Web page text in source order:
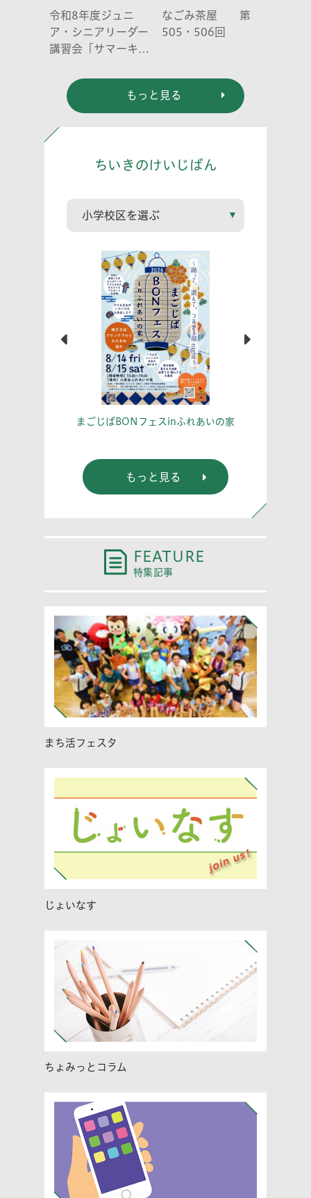
令和8年度ジュニ
ア・シニアリーダー
講習会「サマーキャ
なごみ茶屋 第
505・506回
もっと見る
ちいきのけいじばん
まごじばBONフェスinふれあいの家
もっと見る
FEATURE
特集記事
まち活フェスタ
じょいなす
ちょみっとコラム